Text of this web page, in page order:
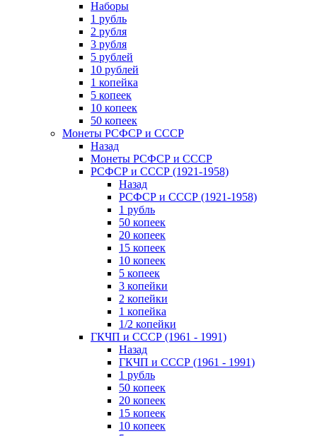
Наборы
1 рубль
2 рубля
3 рубля
5 рублей
10 рублей
1 копейка
5 копеек
10 копеек
50 копеек
Монеты РСФСР и СССР
Назад
Монеты РСФСР и СССР
РСФСР и СССР (1921-1958)
Назад
РСФСР и СССР (1921-1958)
1 рубль
50 копеек
20 копеек
15 копеек
10 копеек
5 копеек
3 копейки
2 копейки
1 копейка
1/2 копейки
ГКЧП и СССР (1961 - 1991)
Назад
ГКЧП и СССР (1961 - 1991)
1 рубль
50 копеек
20 копеек
15 копеек
10 копеек